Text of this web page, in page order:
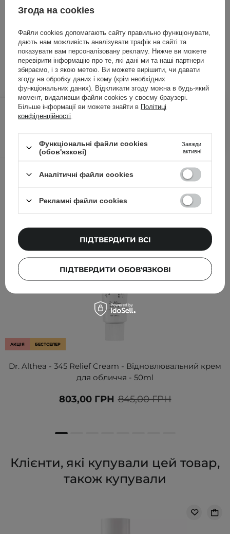
778,00 ГРН 819,00 ГРН
1 556,00 ГРН/100 ml, включаючи ПДВ
ID товару: 17993
Інші клієнти також перевіряли
АКЦІЯ БЕСТСЕЛЕР
Dr. Althea - 345 Relief Cream - Відновлювальний крем
для обличчя - 50ml
845,00 ГРН
803,00 ГРН
Клієнти, які купували цей товар,
також купували
Згода на cookies
Файли cookies допомагають сайту правильно функціонувати,
дають нам можливість аналізувати трафік на сайті та
показувати вам персоналізовану рекламу. Нижче ви можете
перевірити інформацію про те, які дані ми та наші партнери
збираємо, і з якою метою. Ви можете вирішити, чи давати
згоду на обробку даних і кому (крім необхідних
функціональних даних). Відкликати згоду можна в будь-який
момент, видаливши файли cookies у своєму браузері.
Більше інформації ви можете знайти в Політиці
конфіденційності
Функціональні файли cookies
(обов'язкові)
Завжди
активні
Аналітичні файли cookies
Рекламні файли cookies
ПІДТВЕРДИТИ ОБОВ'ЯЗКОВІ
ПІДТВЕРДИТИ ВСІ